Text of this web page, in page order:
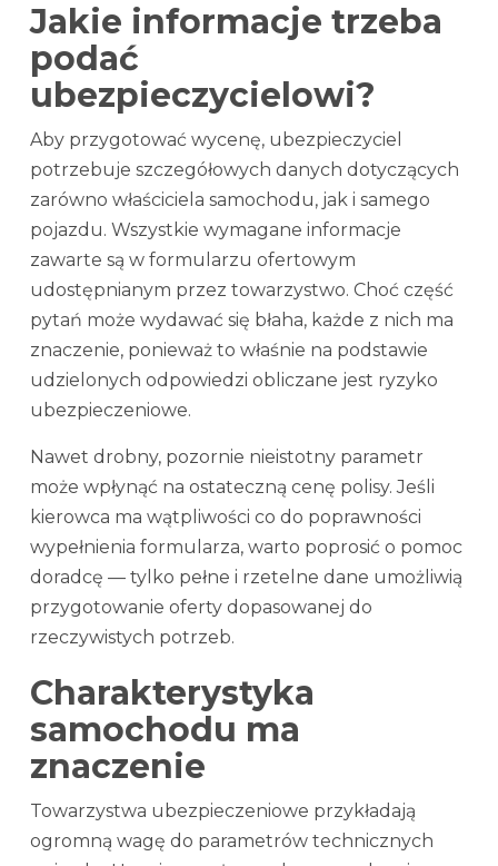
Jakie informacje trzeba
podać
ubezpieczycielowi?
Aby przygotować wycenę, ubezpieczyciel
potrzebuje szczegółowych danych dotyczących
zarówno właściciela samochodu, jak i samego
pojazdu. Wszystkie wymagane informacje
zawarte są w formularzu ofertowym
udostępnianym przez towarzystwo. Choć część
pytań może wydawać się błaha, każde z nich ma
znaczenie, ponieważ to właśnie na podstawie
udzielonych odpowiedzi obliczane jest ryzyko
ubezpieczeniowe.
Nawet drobny, pozornie nieistotny parametr
może wpłynąć na ostateczną cenę polisy. Jeśli
kierowca ma wątpliwości co do poprawności
wypełnienia formularza, warto poprosić o pomoc
doradcę — tylko pełne i rzetelne dane umożliwią
przygotowanie oferty dopasowanej do
rzeczywistych potrzeb.
Charakterystyka
samochodu ma
znaczenie
Towarzystwa ubezpieczeniowe przykładają
ogromną wagę do parametrów technicznych